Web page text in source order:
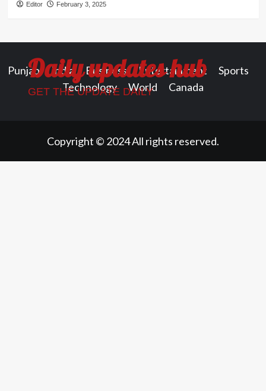
Editor February 3, 2025
Daily updates hub
GET THE UPDATE DAILY
Punjab India Business Entertainment
Sports
Technology
World Canada
Copyright © 2024 All rights reserved.